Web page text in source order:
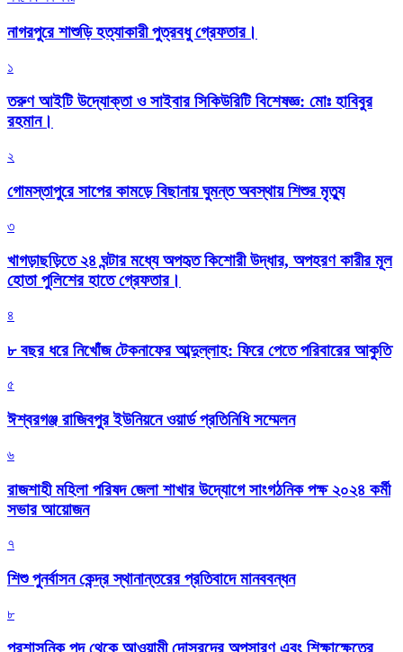
নাগরপুরে শাশুড়ি হত্যাকারী পুত্রবধু গ্রেফতার।
১
তরুণ আইটি উদ্যোক্তা ও সাইবার সিকিউরিটি বিশেষজ্ঞ: মোঃ হাবিবুর
রহমান।
২
গোমস্তাপুরে সাপের কামড়ে বিছানায় ঘুমন্ত অবস্থায় শিশুর মৃত্যু
৩
খাগড়াছড়িতে ২৪ ঘন্টার মধ্যে অপহৃত কিশোরী উদ্ধার, অপহরণ কারীর মূল
হোতা পুলিশের হাতে গ্রেফতার।
৪
৮ বছর ধরে নিখোঁজ টেকনাফের আব্দুল্লাহ: ফিরে পেতে পরিবারের আকুতি
৫
ঈশ্বরগঞ্জ রাজিবপুর ইউনিয়নে ওয়ার্ড প্রতিনিধি সম্মেলন
৬
রাজশাহী মহিলা পরিষদ জেলা শাখার উদ্যোগে সাংগঠনিক পক্ষ ২০২৪ কর্মী
সভার আয়োজন
৭
শিশু পুনর্বাসন কেন্দ্র স্থানান্তরের প্রতিবাদে মানববন্ধন
৮